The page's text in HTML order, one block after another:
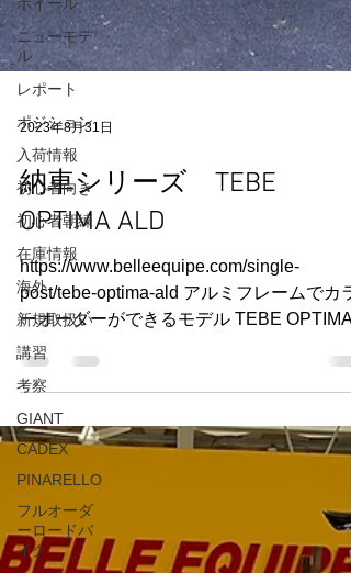
ニューモデ
ル
レポート
ポジション
入荷情報
初心者向き
初心者朝練
在庫情報
海外
新規取扱い
講習
考察
GIANT
CADEX
PINARELLO
フルオーダ
ーロードバ
イク
2023年8月31日
納車シリーズ TEBE
OPTIMA ALD
https://www.belleequipe.com/single-
post/tebe-optima-ald アルミフレームでカラ
ーオーダーができるモデル TEBE OPTIMA
ALD コンポーネントはシマノ１０５ 11
速...